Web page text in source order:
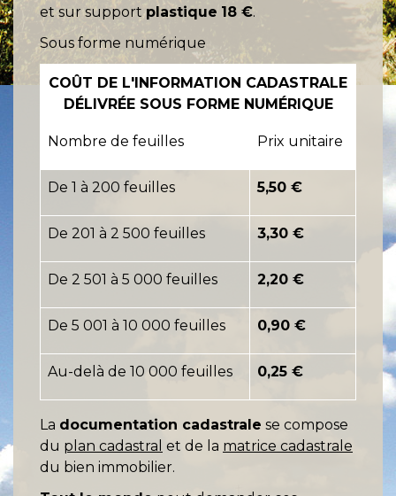
et sur support plastique 18 €.
Sous forme numérique
COÛT DE L'INFORMATION CADASTRALE
DÉLIVRÉE SOUS FORME NUMÉRIQUE
Nombre de feuilles Prix unitaire
De 1 à 200 feuilles 5,50 €
De 201 à 2 500 feuilles 3,30 €
De 2 501 à 5 000 feuilles 2,20 €
De 5 001 à 10 000 feuilles 0,90 €
Au-delà de 10 000 feuilles 0,25 €
La documentation cadastrale se compose
du plan cadastral et de la matrice cadastrale
du bien immobilier.